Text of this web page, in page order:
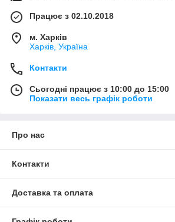
Працює з 02.10.2018
м. Харків
Харків, Україна
Контакти
Сьогодні працює з 10:00 до 15:00
Показати весь графік роботи
Про нас
Контакти
Доставка та оплата